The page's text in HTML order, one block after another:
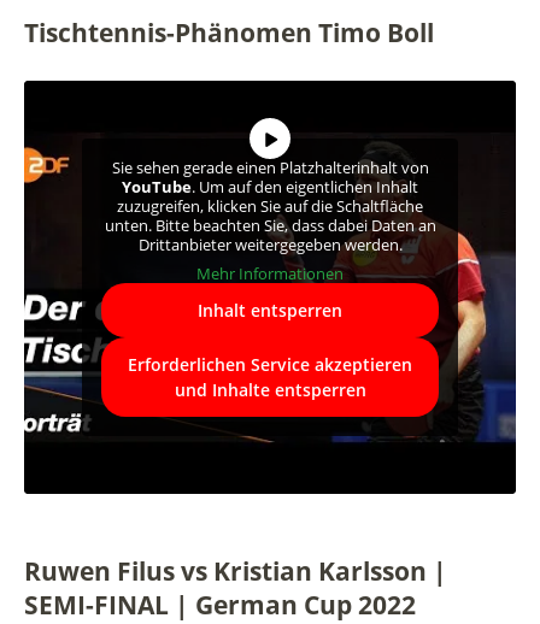
Tischtennis-Phänomen Timo Boll
Sie sehen gerade einen Platzhalterinhalt von
YouTube. Um auf den eigentlichen Inhalt
zuzugreifen, klicken Sie auf die Schaltfläche
unten. Bitte beachten Sie, dass dabei Daten an
Drittanbieter weitergegeben werden.
Mehr Informationen
Inhalt entsperren
Erforderlichen Service akzeptieren
und Inhalte entsperren
Ruwen Filus vs Kristian Karlsson |
SEMI-FINAL | German Cup 2022